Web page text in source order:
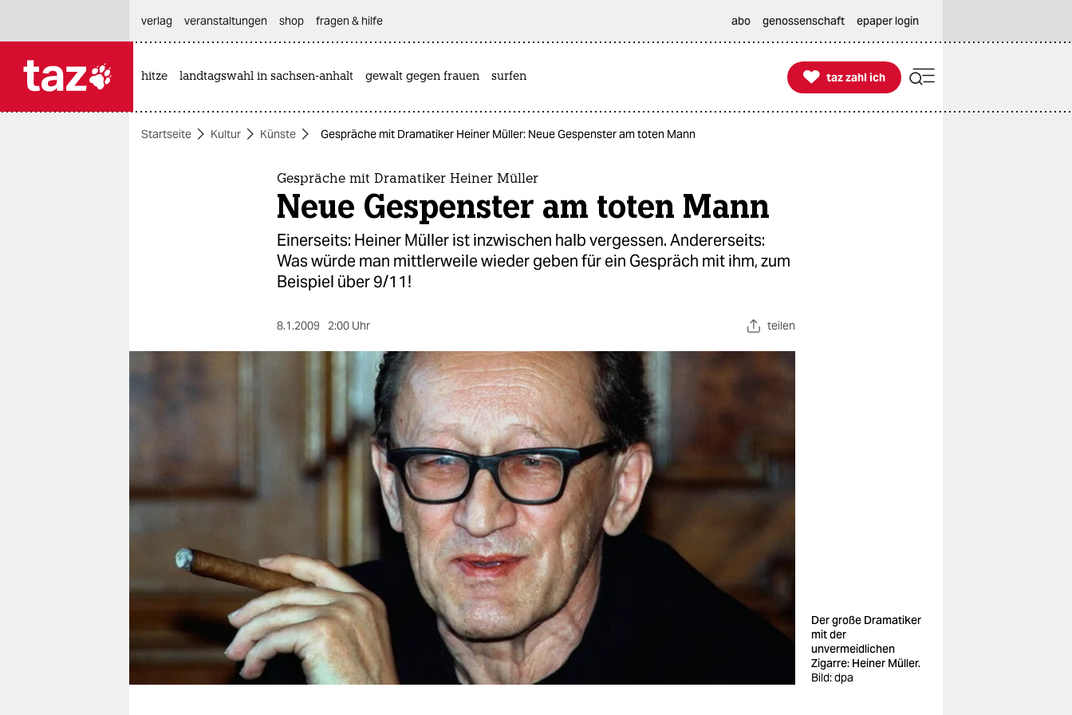
themen
verlag
fragen & hilfe
unterstützen
genossenschaft
verlag
veranstaltungen shop fragen & hilfe abo genossenschaft epaper login
hitze landtagswahl in sachsen-anhalt gewalt gegen frauen surfen 
taz zahl ich
taz zahl ich
Startseite Kultur Künste Gespräche mit Dramatiker Heiner Müller: Neue Gespenster am toten Mann
Gespräche mit Dramatiker Heiner Müller
Neue Gespenster am toten Mann
Einerseits: Heiner Müller ist inzwischen halb vergessen. Andererseits:
Was würde man mittlerweile wieder geben für ein Gespräch mit ihm, zum
Beispiel über 9/11!
8.1.2009 2:00 Uhr teilen
Der große Dramatiker
mit der
unvermeidlichen
Zigarre: Heiner Müller.
Bild: dpa